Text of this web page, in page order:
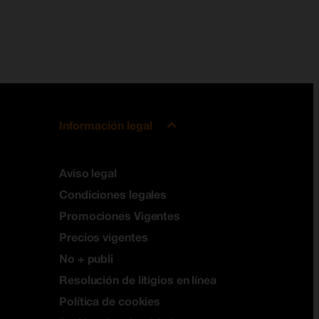
Información legal
Aviso legal
Condiciones legales
Promociones Vigentes
Precios vigentes
No + publi
Resolución de litigios en línea
Política de cookies